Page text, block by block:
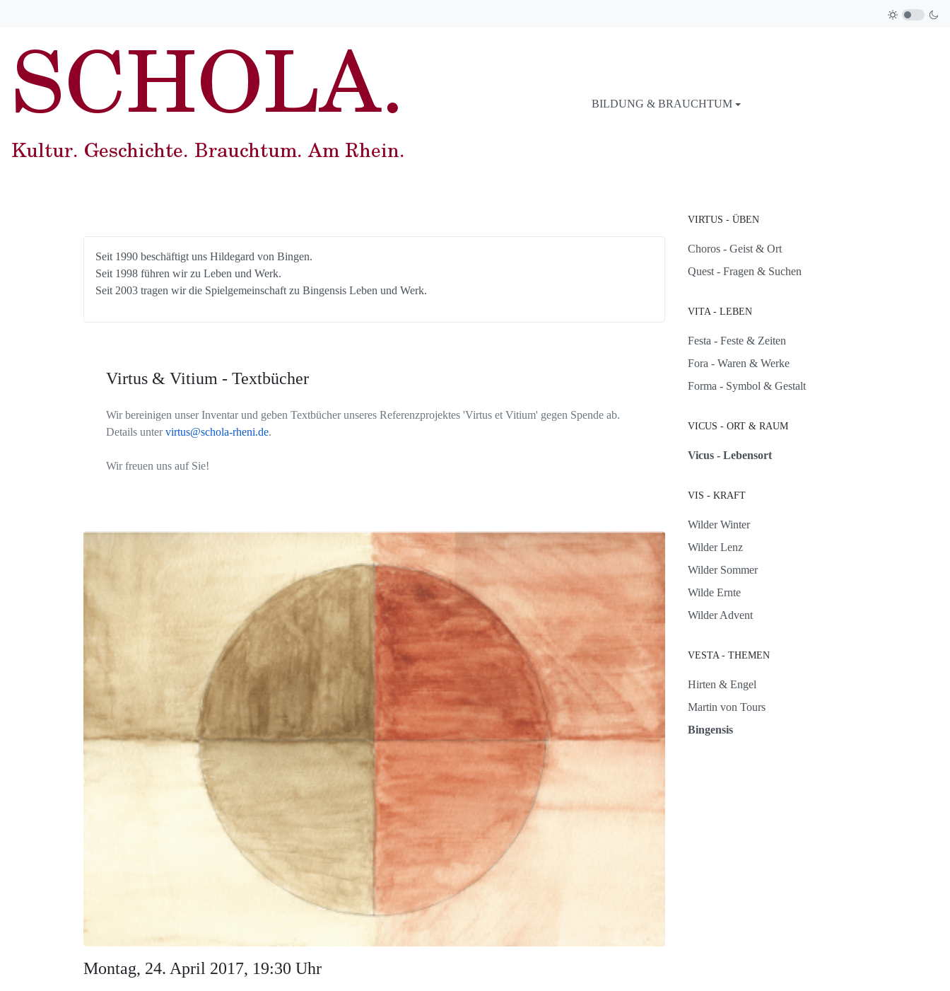
BILDUNG & BRAUCHTUM
Seit 1990 beschäftigt uns Hildegard von Bingen.
Seit 1998 führen wir zu Leben und Werk.
Seit 2003 tragen wir die Spielgemeinschaft zu Bingensis Leben und Werk.
Virtus & Vitium - Textbücher
Wir bereinigen unser Inventar und geben Textbücher unseres Referenzprojektes 'Virtus et Vitium' gegen Spende ab.
Details untervirtus@schola-rheni.de.
Wir freuen uns auf Sie!
Montag, 24. April 2017, 19:30 Uhr
VIRTUS - ÜBEN
Choros - Geist & Ort
Quest - Fragen & Suchen
VITA - LEBEN
Festa - Feste & Zeiten
Fora - Waren & Werke
Forma - Symbol & Gestalt
VICUS - ORT & RAUM
Vicus - Lebensort
VIS - KRAFT
Wilder Winter
Wilder Lenz
Wilder Sommer
Wilde Ernte
Wilder Advent
VESTA - THEMEN
Hirten & Engel
Martin von Tours
Bingensis